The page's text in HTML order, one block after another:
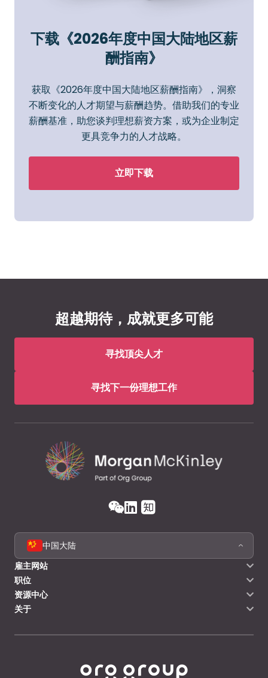
下载《2026年度中国大陆地区薪
酬指南》
获取《2026年度中国大陆地区薪酬指南》，洞察
不断变化的人才期望与薪酬趋势。借助我们的专业
薪酬基准，助您谈判理想薪资方案，或为企业制定
更具竞争力的人才战略。
立即下载
超越期待，成就更多可能
寻找顶尖人才
寻找下一份理想工作
中国大陆
雇主网站
职位
资源中心
关于